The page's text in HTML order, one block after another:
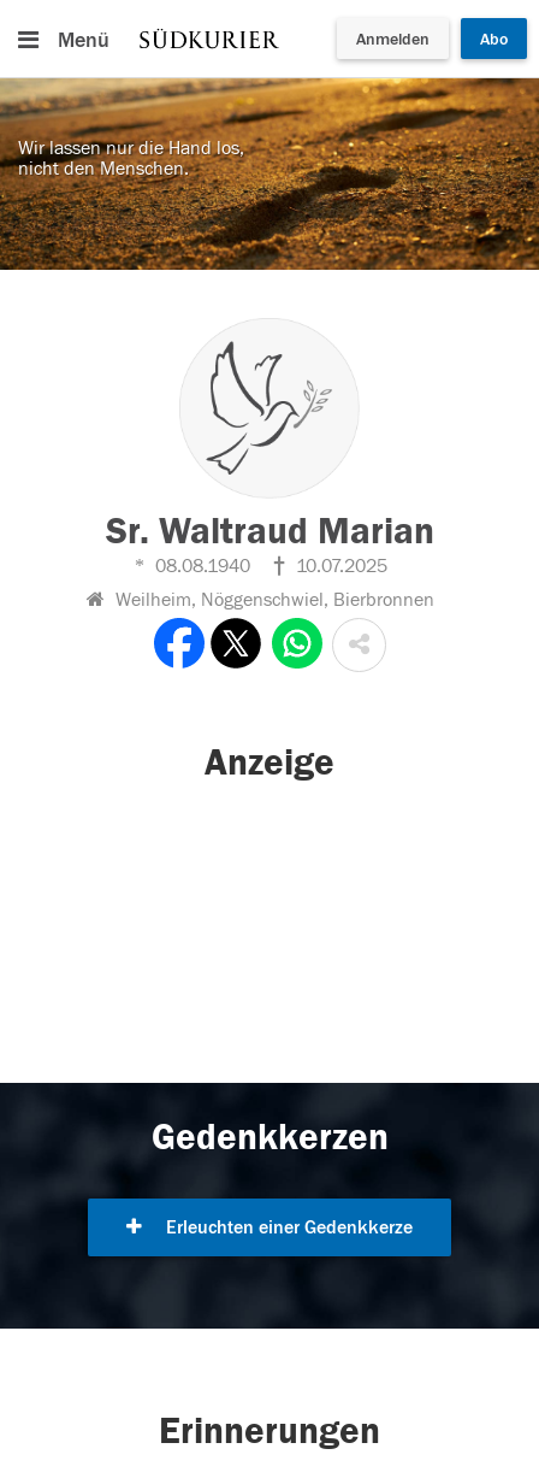
Menü Anmelden Abo
Wir lassen nur die Hand los,
nicht den Menschen.
Sr. Waltraud Marian
08.08.1940
10.07.2025
Weilheim, Nöggenschwiel, Bierbronnen
Anzeige
Gedenkkerzen
Erleuchten einer Gedenkkerze
Erinnerungen